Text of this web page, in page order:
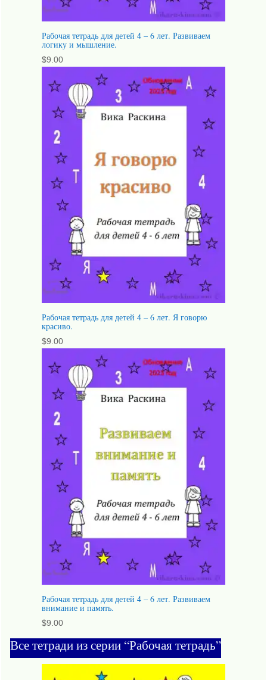
Рабочая тетрадь для детей 4 – 6 лет. Развиваем
логику и мышление.
$9.00
Рабочая тетрадь для детей 4 – 6 лет. Я говорю
красиво.
$9.00
Рабочая тетрадь для детей 4 – 6 лет. Развиваем
внимание и память.
$9.00
Все тетради из серии “Рабочая тетрадь”